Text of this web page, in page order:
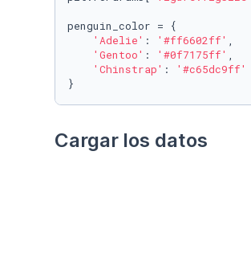
penguin_color = {
'Adelie' : '#ff6602ff' ,
'Gentoo' : '#0f7175ff' ,
'Chinstrap' :
'#c65dc9ff'
}
Cargar los datos